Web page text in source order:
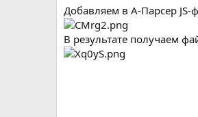
н
я
Добавляем в А-Парсер
В результате получаем